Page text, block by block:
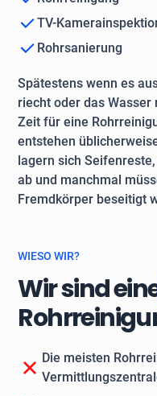
TV-
Rohrsanierung
Spätestens wenn es
riecht oder das
Zeit für eine
entstehen
lagern sich
ab und manchmal
Fremdkörper beseitigt
WIESO WIR?
Wir sind
Die meisten